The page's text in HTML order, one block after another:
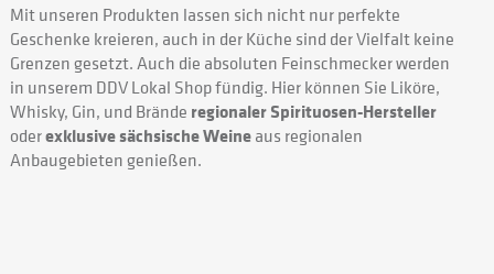
Mit unseren Produkten lassen sich nicht nur perfekte
Geschenke kreieren, auch in der Küche sind der Vielfalt keine
Grenzen gesetzt. Auch die absoluten Feinschmecker werden
in unserem DDV Lokal Shop fündig. Hier können Sie Liköre,
Whisky, Gin, und Brände regionaler Spirituosen-Hersteller
oderexklusive sächsische Weineaus regionalen
Anbaugebieten genießen.